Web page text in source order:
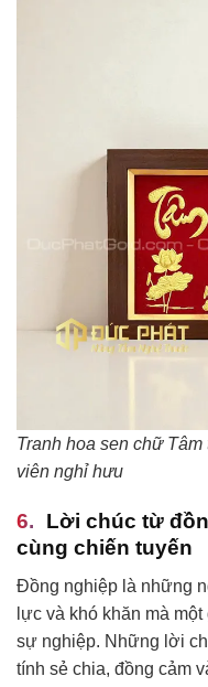
Tranh hoa sen chữ
viên nghỉ hưu
Lời chúc từ
cùng chiến tuyến
Đồng nghiệp là những
lực và khó khăn mà
sự nghiệp. Những lời
tính sẻ chia, đồng cảm